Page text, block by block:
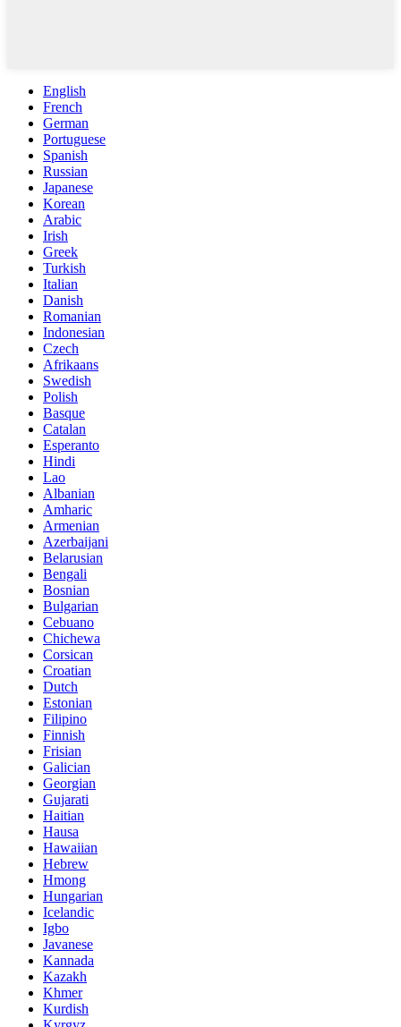
English
French
German
Portuguese
Spanish
Russian
Japanese
Korean
Arabic
Irish
Greek
Turkish
Italian
Danish
Romanian
Indonesian
Czech
Afrikaans
Swedish
Polish
Basque
Catalan
Esperanto
Hindi
Lao
Albanian
Amharic
Armenian
Azerbaijani
Belarusian
Bengali
Bosnian
Bulgarian
Cebuano
Chichewa
Corsican
Croatian
Dutch
Estonian
Filipino
Finnish
Frisian
Galician
Georgian
Gujarati
Haitian
Hausa
Hawaiian
Hebrew
Hmong
Hungarian
Icelandic
Igbo
Javanese
Kannada
Kazakh
Khmer
Kurdish